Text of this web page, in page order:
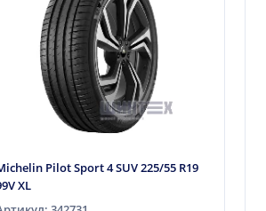
Pilot Sport 4 SUV 225/55 R19
XL